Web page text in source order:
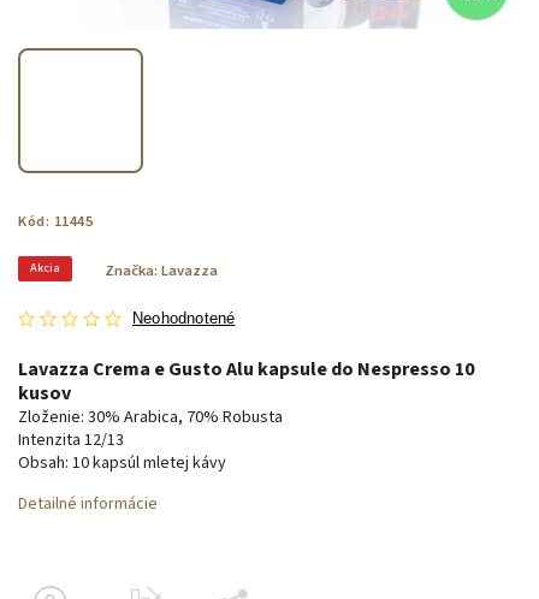
Kód: 11445
Akcia
Neohodnotené
Značka: Lavazza
Lavazza Crema e Gusto Alu kapsule do Nespresso 10
kusov
Zloženie: 30% Arabica, 70% Robusta
Intenzita 12/13
Obsah: 10 kapsúl mletej kávy
Detailné informácie